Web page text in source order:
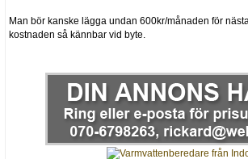
Man bör kanske lägga undan 600kr/månaden för
kostnaden så kännbar vid byte.